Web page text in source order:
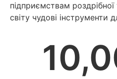
підприємствам роздрібної
світу чудові інструменти